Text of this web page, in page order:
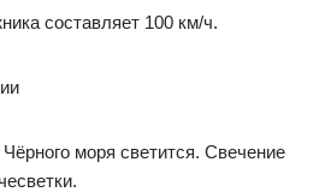
составляет 100 км/ч.
моря светится. Свечение